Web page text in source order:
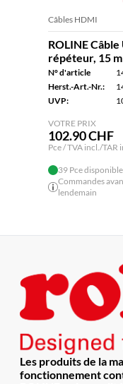
Câbles HDMI
ROLINE
répéteur, 15 m
N° d'article
Herst.-Art.-Nr.:
UVP:
VOTRE PRIX
102.90 CHF
Pce / TVA incl./TAR
39 Pce
Commandes
lendemain
Les produits de la
fonctionnement